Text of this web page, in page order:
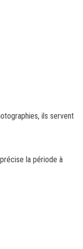
ils servent
la période à